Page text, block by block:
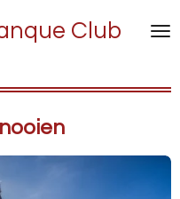
Club